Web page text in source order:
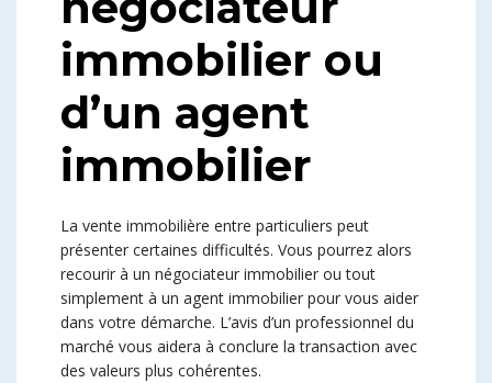
immobilier ou
d’un agent
immobilier
La vente immobilière entre particuliers peut
présenter certaines difficultés. Vous pourrez alors
recourir à un négociateur immobilier ou tout
simplement à un agent immobilier pour vous aider
dans votre démarche. L’avis d’un professionnel du
marché vous aidera à conclure la transaction avec
des valeurs plus cohérentes.